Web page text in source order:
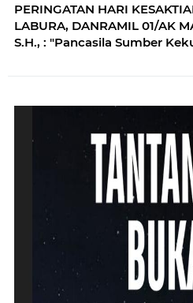
PERINGATAN HARI
LABURA, DANRAMIL 01/AK
S.H., : "Pancasila Sumber